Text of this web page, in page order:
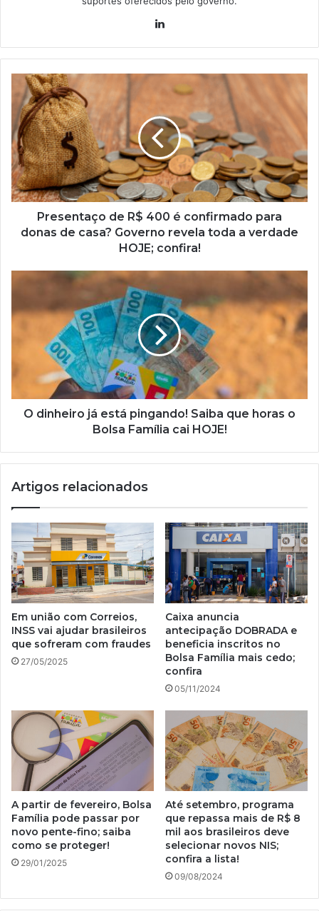
Presentaço
de
R$
400
é
confirmado
para
donas
de
Governo
verdade
confira!
Presentaço de R$ 400 é confirmado para
donas de casa? Governo revela toda a verdade
HOJE; confira!
dinheiro
está
pingando!
que
horas
o
BolsaO dinheiro já está pingando! Saiba que horas o
Bolsa Família cai HOJE!
Artigos relacionados
Em união com Correios,
INSS vai ajudar brasileiros
que sofreram com fraudes
27/05/2025
Caixa anuncia
antecipação DOBRADA e
beneficia inscritos no
Bolsa Família mais cedo;
confira
05/11/2024
A partir de fevereiro, Bolsa
Família pode passar por
novo pente-fino; saiba
como se proteger!
29/01/2025
Até setembro, programa
que repassa mais de R$ 8
mil aos brasileiros deve
selecionar novos NIS;
confira a lista!
09/08/2024